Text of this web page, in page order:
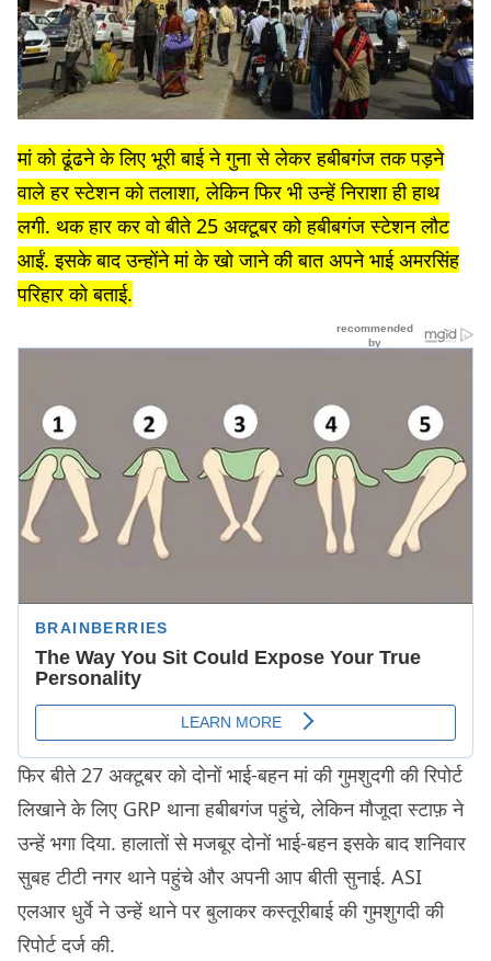
मां को ढूंढने के लिए भूरी बाई ने गुना से लेकर हबीबगंज तक पड़ने
वाले हर स्टेशन को तलाशा, लेकिन फिर भी उन्हें निराशा ही हाथ
लगी. थक हार कर वो बीते 25 अक्टूबर को हबीबगंज स्टेशन लौट
आईं. इसके बाद उन्होंने मां के खो जाने की बात अपने भाई अमरसिंह
परिहार को बताई.
फिर बीते 27 अक्टूबर को दोनों भाई-बहन मां की गुमशुदगी की रिपोर्ट
लिखाने के लिए GRP थाना हबीबगंज पहुंचे, लेकिन मौजूदा स्टाफ़ ने
उन्हें भगा दिया. हालातों से मजबूर दोनों भाई-बहन इसके बाद शनिवार
सुबह टीटी नगर थाने पहुंचे और अपनी आप बीती सुनाई. ASI
एलआर धुर्वे ने उन्हें थाने पर बुलाकर कस्तूरीबाई की गुमशुगदी की
रिपोर्ट दर्ज की.